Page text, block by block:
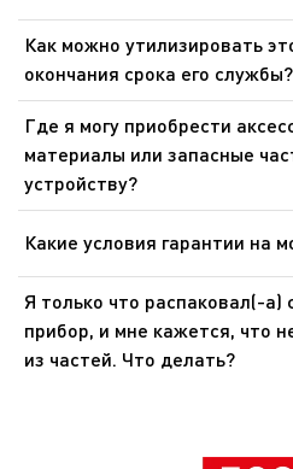
Как можно утилизировать
окончания срока его службы?
В приборе содержатся
могут быть подвергнуты
Отнесите его на городской
Где я могу приобрести
материалы или запасные
устройству?
Пожалуйста, перейдите в
сайта, чтобы легко найти то,
Какие условия гарантии на
Дополнительные сведения
«Гарантия» этого веб-сайта.
Я только что распаковал(-а)
прибор, и мне кажется, что
из частей. Что делать?